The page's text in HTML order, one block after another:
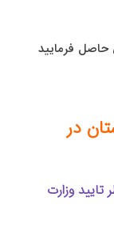
حاصل فرمایید
در
وزارت